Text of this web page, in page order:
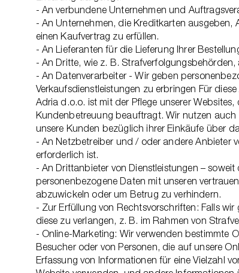
- An verbundene Unternehmen und
- An Unternehmen, die Kreditkarten
einen Kaufvertrag zu erfüllen.
- An Lieferanten für die Lieferung Ihrer
- An Dritte, wie z. B.
- An Datenverarbeiter - Wir geben
Verkaufsdienstleistungen zu erbringen Für
Adria d.o.o. ist mit der Pflege unserer
Kundenbetreuung beauftragt. Wir nutzen auch
unsere Kunden bezüglich ihrer Einkäufe über
- An Netzbetreiber und / oder andere Anbieter
erforderlich ist.
- An Drittanbieter von Dienstleistungen –
personenbezogene Daten mit unseren
abzuwickeln oder um Betrug zu verhindern.
- Zur Erfüllung von Rechtsvorschriften: Falls
diese zu verlangen, z. B. im Rahmen von
- Online-Marketing: Wir verwenden bestimmte
Besucher oder von Personen, die auf unsere
Erfassung von Informationen für eine Vielzahl